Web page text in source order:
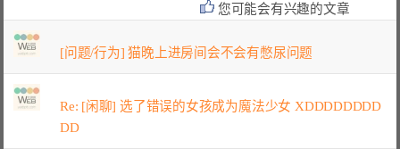
您可能会有兴趣的文章
[问题/行为] 猫晚上进房间会不会有憋尿问题
Re: [闲聊] 选了错误的女孩成为魔法少女 XDDDDDDDD
DD